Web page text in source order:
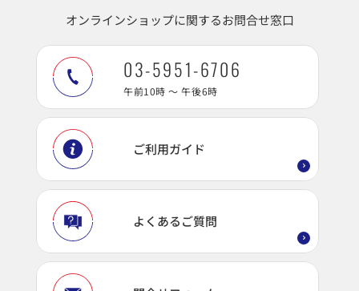
オンラインショップに関するお問合せ窓口
03-5951-6706
午前10時 ～ 午後6時
ご利用ガイド
よくあるご質問